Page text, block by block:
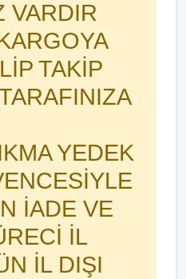
VARDIR
TAKİP
YEDEK
İADE VE
İL
İL DIŞI